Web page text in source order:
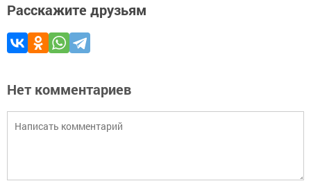
Расскажите друзьям
Нет комментариев